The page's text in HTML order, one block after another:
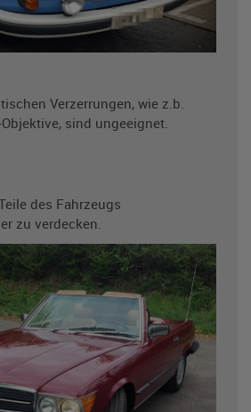
Verzerrungen, wie z.b.
sind ungeeignet.
des Fahrzeugs
zu verdecken.